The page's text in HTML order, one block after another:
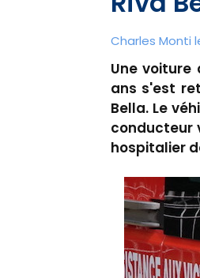
Charles Monti
Une
ans s'est
Bella. Le
conducteur
hospitalier